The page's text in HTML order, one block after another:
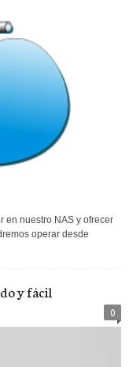
en nuestro NAS y ofrecer
operar desde
y fácil
0